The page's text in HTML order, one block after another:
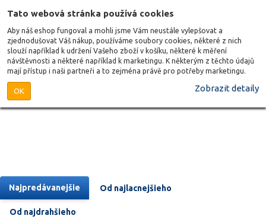
Tato webová stránka používá cookies
Aby náš eshop fungoval a mohli jsme Vám neustále vylepšovat a
zjednodušovat Váš nákup, používáme soubory cookies, některé z nich
slouží například k udržení Vašeho zboží v košíku, některé k měření
návštěvnosti a některé například k marketingu. K některým z těchto údajů
mají přístup i naši partneři a to zejména právě pro potřeby marketingu.
OK Zobrazit detaily
Najpredávanejšie Od najlacnejšieho
Od najdrahšieho